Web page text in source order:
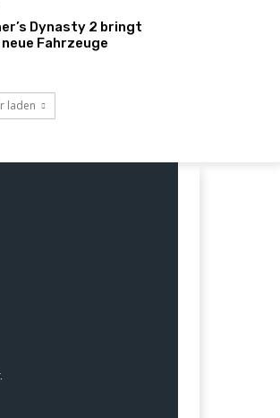
Dynasty 2 bringt
Fahrzeuge
laden